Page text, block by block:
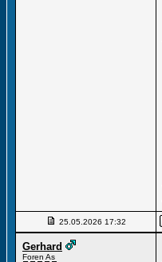
25.05.2026 17:32
Gerhard
Foren As